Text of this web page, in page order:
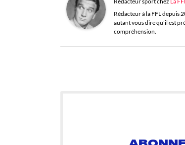
Rédacteur à la FFL depuis
autant vous dire qu'il est
compréhension.